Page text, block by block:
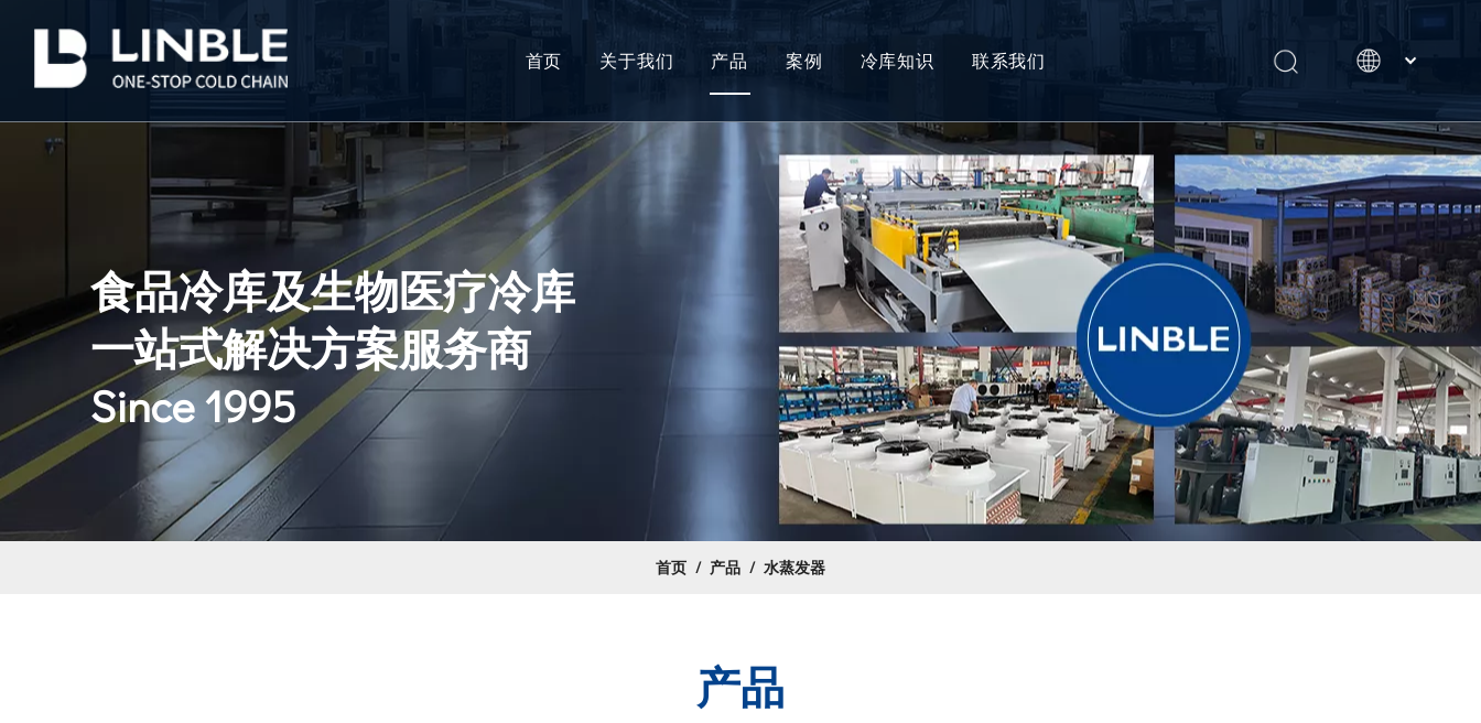
首页 关于我们 产品
冷库板
冷库门
冷库配件
制冷设备
案例 冷库知识 联系我们
Português
食品冷库及生物医疗冷库
一站式解决方案服务商
Since 1995
首页 / 产品 / 水蒸发器
产品